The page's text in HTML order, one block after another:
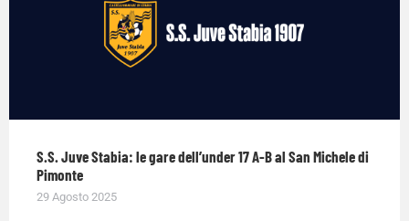
S.S. Juve Stabia: le gare dell’under 17 A-B al San Michele di
Pimonte
29 Agosto 2025